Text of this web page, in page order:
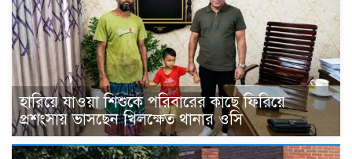
হারিয়ে যাওয়া শিশুকে পরিবারের কাছে ফিরিয়ে
প্রশংসায় ভাসছেন খিলক্ষেত থানার ওসি